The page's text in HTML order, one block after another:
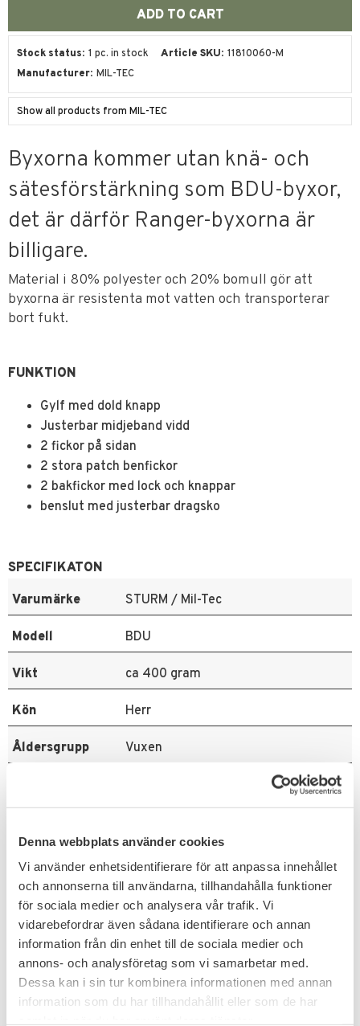
Denna webbplats använder cookies
Vi använder enhetsidentifierare för att anpassa innehållet
och annonserna till användarna, tillhandahålla funktioner
för sociala medier och analysera vår trafik. Vi
vidarebefordrar även sådana identifierare och annan
information från din enhet till de sociala medier och
annons- och analysföretag som vi samarbetar med.
Dessa kan i sin tur kombinera informationen med annan
information som du har tillhandahållit eller som de har
Stock status 1 pc. in stock Article SKU 11810060-M
Manufacturer MIL-TEC
Show all products from MIL-TEC
Byxorna kommer utan knä- och
sätesförstärkning som BDU-byxor,
det är därför Ranger-byxorna är
billigare.
Material i 80% polyester och 20% bomull gör att
byxorna är resistenta mot vatten och transporterar
bort fukt.
FUNKTION
Gylf med dold knapp
Justerbar midjeband vidd
2 fickor på sidan
2 stora patch benfickor
2 bakfickor med lock och knappar
benslut med justerbar dragsko
SPECIFIKATON
Varumärke
STURM / Mil-Tec
Modell BDU
Vikt ca 400 gram
Kön Herr
Åldersgrupp Vuxen
3 -färgad öken kamouflage
Related products